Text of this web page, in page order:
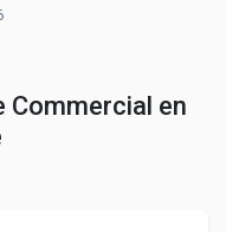
Commercial en